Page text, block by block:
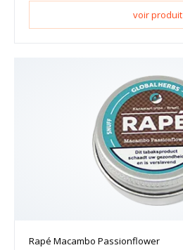
voir produit
Rapé Macambo Passionflower